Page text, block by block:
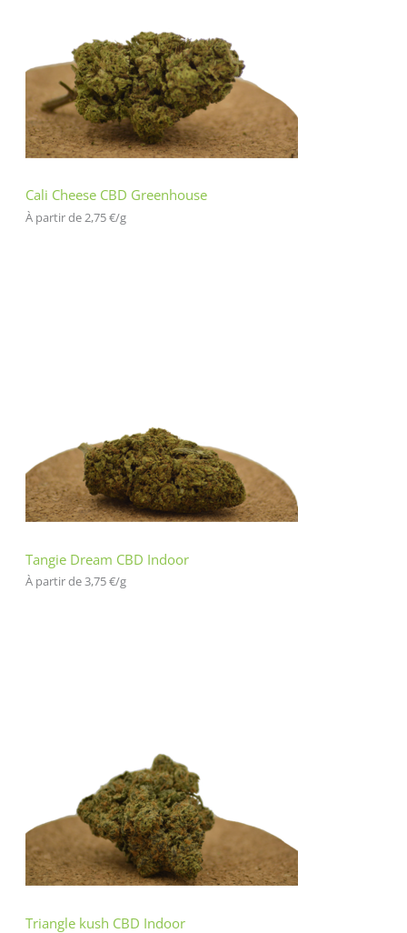
Cali Cheese CBD Greenhouse
À partir de 2,75€/g
Tangie Dream CBD Indoor
À partir de 3,75€/g
Triangle kush CBD Indoor